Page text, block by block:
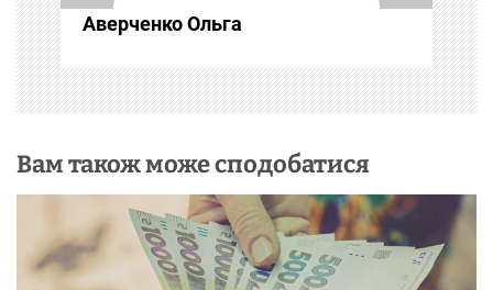
с
і
в
Аверченко Ольга
Вам також може сподобатися